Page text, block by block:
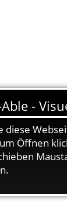
nach Ihrem